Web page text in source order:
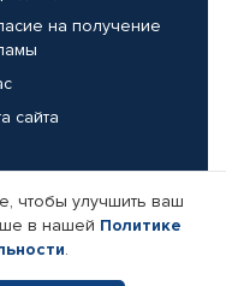
на получение
сайта
компании
чтобы улучшить ваш
в нашей Политике
.